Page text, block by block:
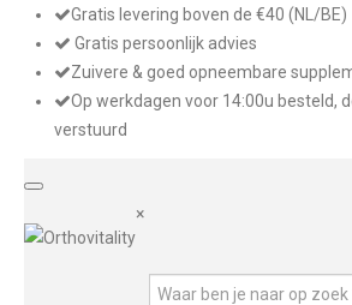
Gratis levering boven de €40 (NL/BE)
Gratis persoonlijk advies
Zuivere & goed opneembare
Op werkdagen voor 14:00u besteld,
verstuurd
×